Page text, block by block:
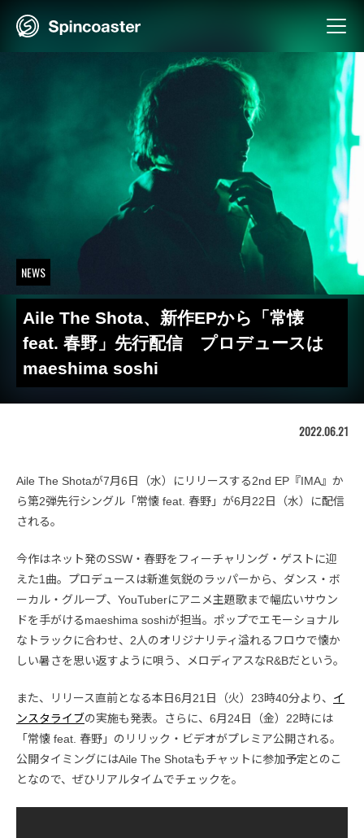
NEWS
Aile The Shota、新作EPから「常懐
feat. 春野」先行配信 プロデュースは
maeshima soshi
2022.06.21
Aile The Shotaが7月6日（水）にリリースする2nd EP『IMA』か
ら第2弾先行シングル「常懐 feat. 春野」が6月22日（水）に配信
される。
今作はネット発のSSW・春野をフィーチャリング・ゲストに迎
えた1曲。プロデュースは新進気鋭のラッパーから、ダンス・ボ
ーカル・グループ、YouTuberにアニメ主題歌まで幅広いサウン
ドを手がけるmaeshima soshiが担当。ポップでエモーショナル
なトラックに合わせ、2人のオリジナリティ溢れるフロウで懐か
しい暑さを思い返すように唄う、メロディアスなR&Bだという。
また、リリース直前となる本日6月21日（火）23時40分より、 イ
ンスタライブの実施も発表。さらに、6月24日（金）22時には
「常懐 feat. 春野」のリリック・ビデオがプレミア公開される。
公開タイミングにはAile The Shotaもチャットに参加予定とのこ
となので、ぜひリアルタイムでチェックを。